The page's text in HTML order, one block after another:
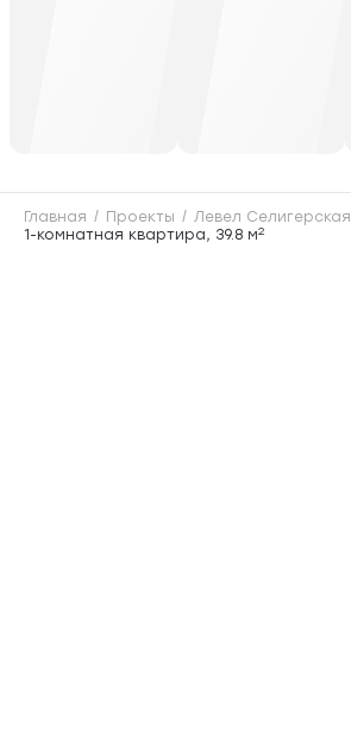
Главная Проекты Левел Селигерская
1-комнатная квартира, 39.8 м2